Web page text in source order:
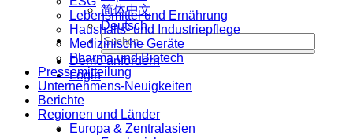
简体中文
Deutsch
Demo anfordern
Login
Lebensmittel und Ernährung
Haushalts- und Industriepflege
Medizinische Geräte
Pharma und Biotech
Pressemitteilung
Unternehmens-Neuigkeiten
Berichte
Regionen und Länder
Europa & Zentralasien